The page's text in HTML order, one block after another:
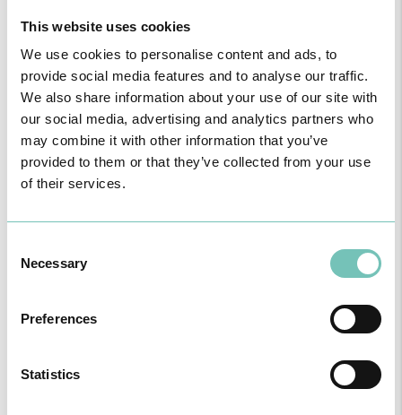
This website uses cookies
We use cookies to personalise content and ads, to
provide social media features and to analyse our traffic.
We also share information about your use of our site with
our social media, advertising and analytics partners who
may combine it with other information that you’ve
provided to them or that they’ve collected from your use
of their services.
Selection
Necessary
Preferences
Statistics
CIRURGIA AO ESTRABISMO PEDIÁTRICO